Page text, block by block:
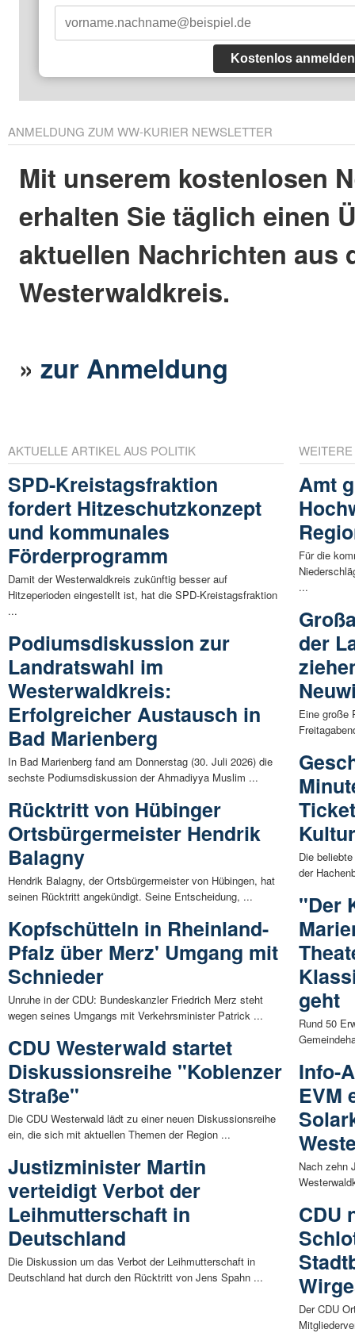
Kostenlos anmelden
ANMELDUNG ZUM WW-KURIER NEWSLETTER
Mit unserem kostenlosen
erhalten Sie täglich einen
aktuellen Nachrichten aus
Westerwaldkreis.
»zur Anmeldung
AKTUELLE ARTIKEL AUS POLITIK
SPD-Kreistagsfraktion
fordert Hitzeschutzkonzept
und kommunales
Förderprogramm
Damit der Westerwaldkreis zukünftig besser auf
Hitzeperioden eingestellt ist, hat die SPD-Kreistagsfraktion
...
Podiumsdiskussion zur
Landratswahl im
Westerwaldkreis:
Erfolgreicher Austausch in
Bad Marienberg
In Bad Marienberg fand am Donnerstag (30. Juli 2026) die
sechste Podiumsdiskussion der Ahmadiyya Muslim ...
Rücktritt von Hübinger
Ortsbürgermeister Hendrik
Balagny
Hendrik Balagny, der Ortsbürgermeister von Hübingen, hat
seinen Rücktritt angekündigt. Seine Entscheidung, ...
Kopfschütteln in Rheinland-
Pfalz über Merz' Umgang mit
Schnieder
Unruhe in der CDU: Bundeskanzler Friedrich Merz steht
wegen seines Umgangs mit Verkehrsminister Patrick ...
CDU Westerwald startet
Diskussionsreihe "Koblenzer
Straße"
Die CDU Westerwald lädt zu einer neuen Diskussionsreihe
ein, die sich mit aktuellen Themen der Region ...
Justizminister Martin
verteidigt Verbot der
Leihmutterschaft in
Deutschland
Die Diskussion um das Verbot der Leihmutterschaft in
Deutschland hat durch den Rücktritt von Jens Spahn ...
Amt
Für die
...
der
Eine große
Die
der
"Der
geht
Rund 50
Info-
EVM
Nach zehn
CDU
Der CDU